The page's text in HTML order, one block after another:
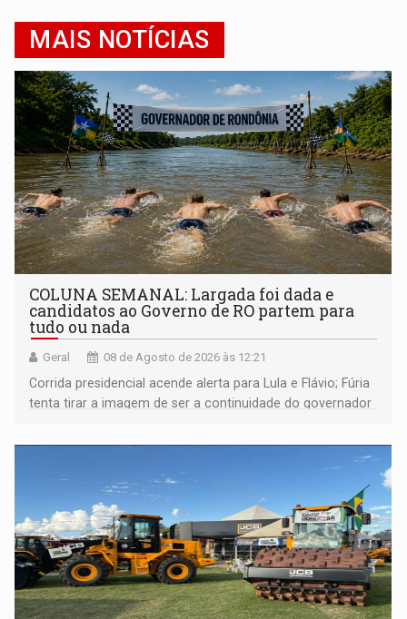
MAIS NOTÍCIAS
COLUNA SEMANAL: Largada foi dada e
candidatos ao Governo de RO partem para
tudo ou nada
Geral 08 de Agosto de 2026 às 12:21
Corrida presidencial acende alerta para Lula e Flávio; Fúria
tenta tirar a imagem de ser a continuidade do governador
não ter entrado no modo eleição; ABAV faz evento em